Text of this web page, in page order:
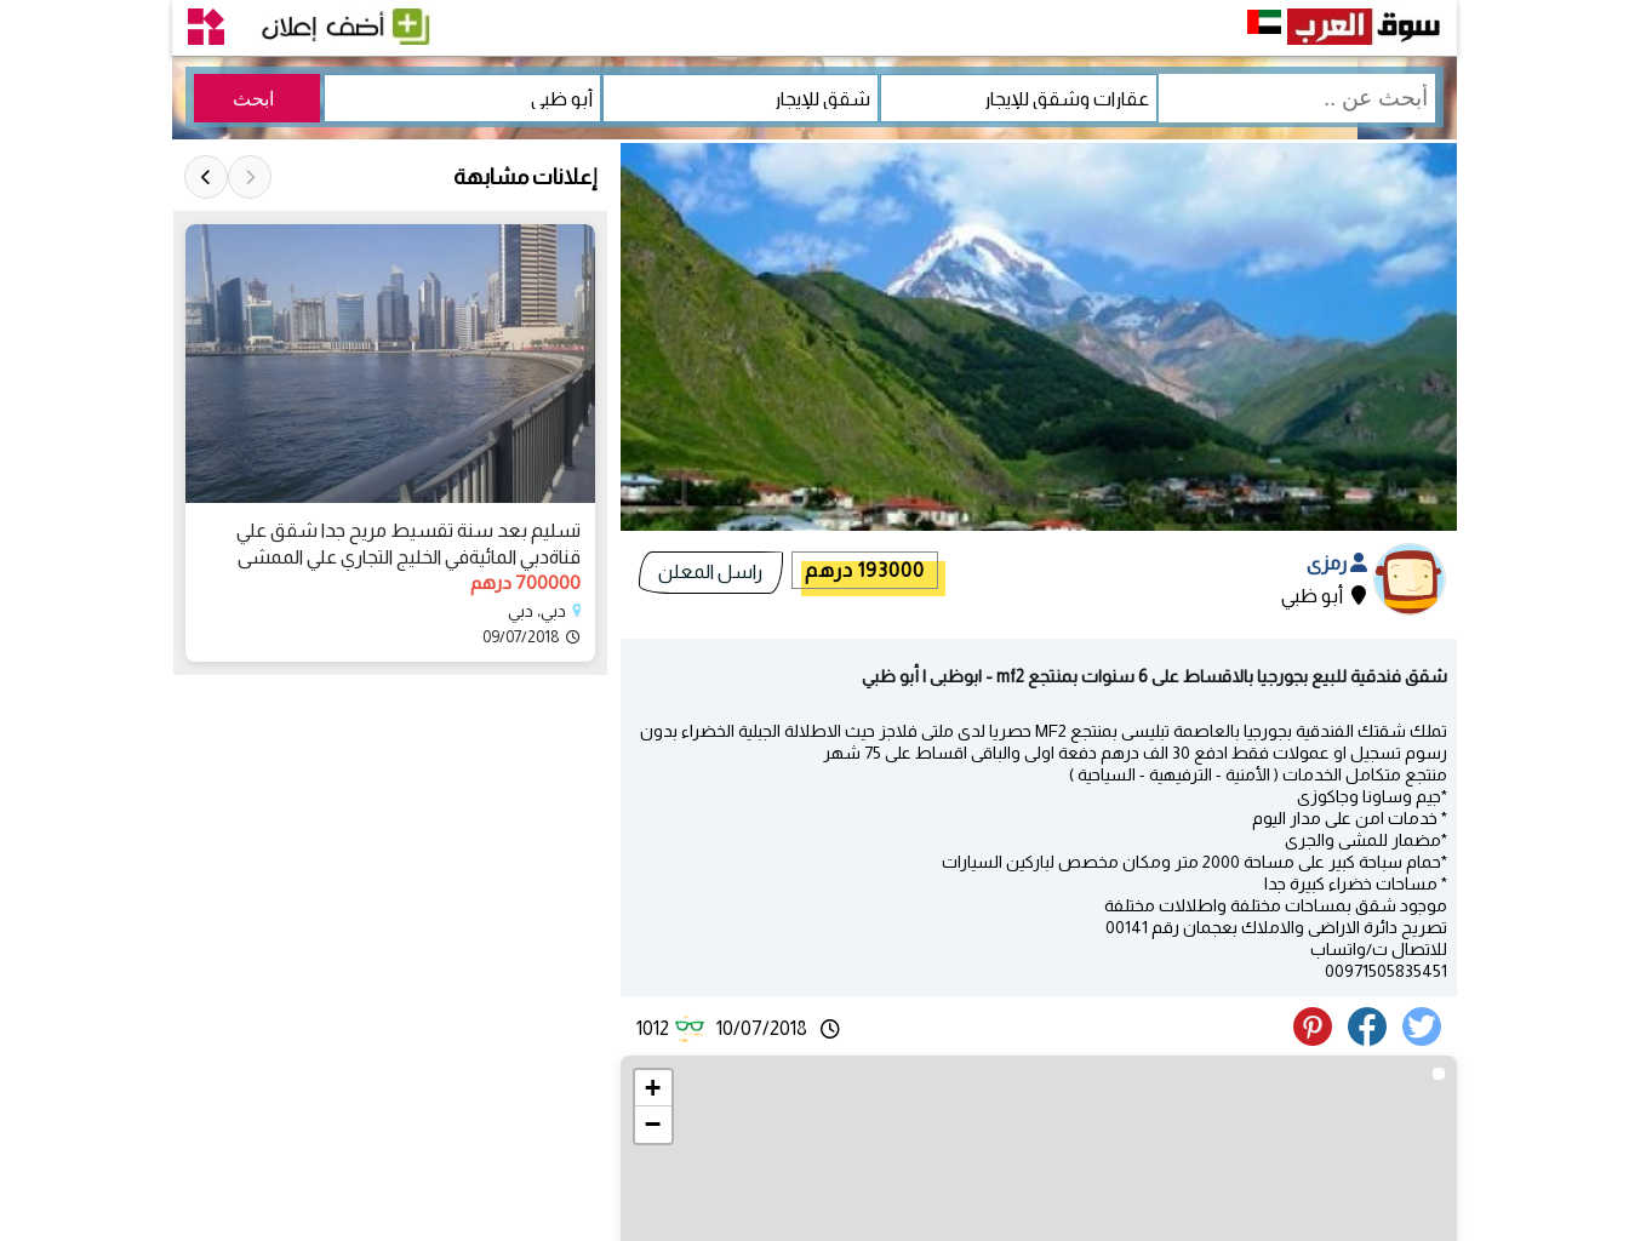
رمزى
أبو ظبي
193000 درهم راسل المعلن
شقق فندقية للبيع بجورجيا بالاقساط على 6 سنوات بمنتجع mf2 - ابوظبى | أبو ظبي
تملك شقتك الفندقية بجورجيا بالعاصمة تبليسى بمنتجع MF2 حصريا لدى ملتى فلاجز حيث الاطلالة الجبلية الخضراء بدون
رسوم تسجيل او عمولات فقط ادفع 30 الف درهم دفعة اولى والباقى اقساط على 75 شهر
منتجع متكامل الخدمات ( الأمنية - الترفيهية - السياحية )
*جيم وساونا وجاكوزى
* خدمات امن على مدار اليوم
*مضمار للمشى والجرى
*حمام سباحة كبير على مساحة 2000 متر ومكان مخصص لباركين السيارات
* مساحات خضراء كبيرة جدا
موجود شقق بمساحات مختلفة واطلالات مختلفة
تصريح دائرة الاراضى والاملاك بعجمان رقم 00141
للاتصال ت/واتساب
00971505835451
10/07/2018
1012
+
−
إعلانات مشابهة
تسليم بعد سنة تقسيط مريح جدا شقق علي
قناةدبي المائيةفي الخليج التجاري علي الممشى
700000 درهم
دبي، دبي
09/07/2018